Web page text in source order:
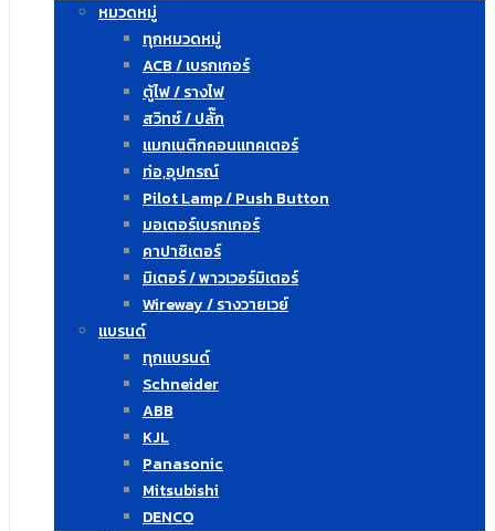
หมวดหมู่
ทุกหมวดหมู่
ACB / เบรกเกอร์
ตู้ไฟ / รางไฟ
สวิทซ์ / ปลั๊ก
แมกเนติกคอนแทคเตอร์
ท่อ,อุปกรณ์
Pilot Lamp / Push Button
มอเตอร์เบรกเกอร์
คาปาซิเตอร์
มิเตอร์ / พาวเวอร์มิเตอร์
Wireway / รางวายเวย์
แบรนด์
ทุกแบรนด์
Schneider
ABB
KJL
Panasonic
Mitsubishi
DENCO